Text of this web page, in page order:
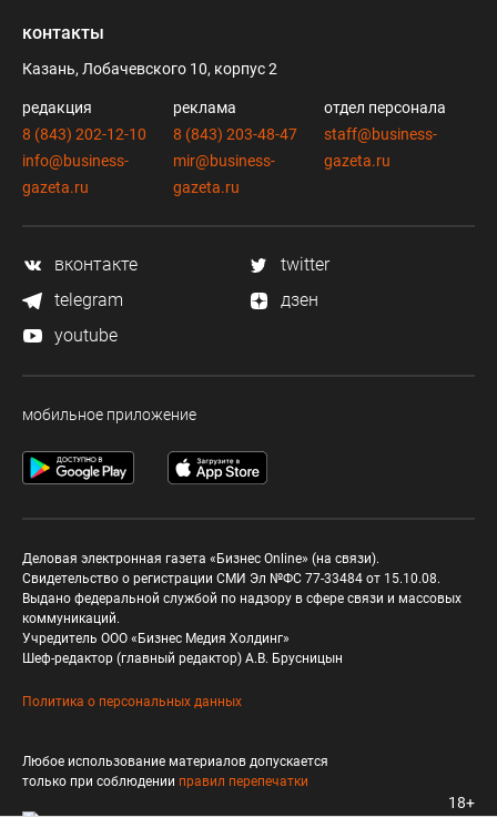
контакты
Казань, Лобачевского 10, корпус 2
редакция
8 (843) 202-12-10
info@business-
gazeta.ru
реклама
8 (843) 203-48-47
mir@business-
gazeta.ru
отдел персонала
staff@business-
gazeta.ru
вконтакте
twitter
telegram
дзен
youtube
мобильное приложение
Деловая электронная газета «Бизнес Online» (на связи).
Свидетельство о регистрации СМИ Эл №ФС 77-33484 от 15.10.08.
Выдано федеральной службой по надзору в сфере связи и массовых
коммуникаций.
Учредитель ООО «Бизнес Медия Холдинг»
Шеф-редактор (главный редактор) А.В. Брусницын
Политика о персональных данных
Любое использование материалов допускается
только при соблюдении правил перепечатки
18+